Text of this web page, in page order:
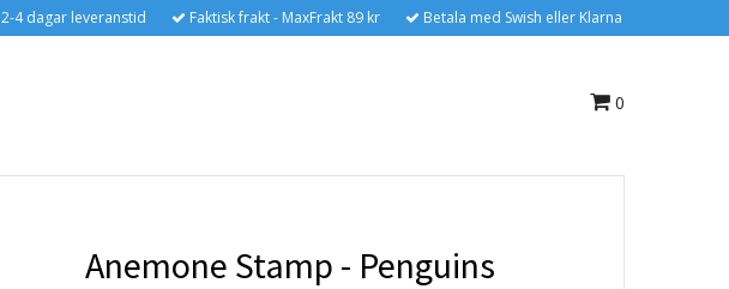
2-4 dagar leveranstid Faktisk frakt - MaxFrakt 89 kr Betala med Swish eller Klarna
0
Anemone Stamp - Penguins